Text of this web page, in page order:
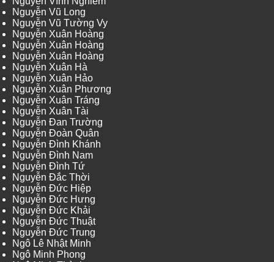
Nguyễn Vũ Long
Nguyễn Vũ Tường Vy
Nguyễn Xuân Hoàng
Nguyễn Xuân Hoàng
Nguyễn Xuân Hoàng
Nguyễn Xuân Hà
Nguyễn Xuân Hảo
Nguyễn Xuân Phương
Nguyễn Xuân Tráng
Nguyễn Xuân Tài
Nguyễn Đan Trường
Nguyễn Đoàn Quân
Nguyễn Đình Khánh
Nguyễn Đình Nam
Nguyễn Đình Tứ
Nguyễn Đắc Thời
Nguyễn Đức Hiệp
Nguyễn Đức Hưng
Nguyễn Đức Khải
Nguyễn Đức Thuật
Nguyễn Đức Trung
Ngô Lê Nhật Minh
Ngô Minh Phong